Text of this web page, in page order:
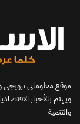
ويهتم بالأخبار
والتنمية